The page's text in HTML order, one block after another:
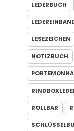
LEDERBUCH
LESEZEICHEN
NOTIZBUCH
ROLLBAR